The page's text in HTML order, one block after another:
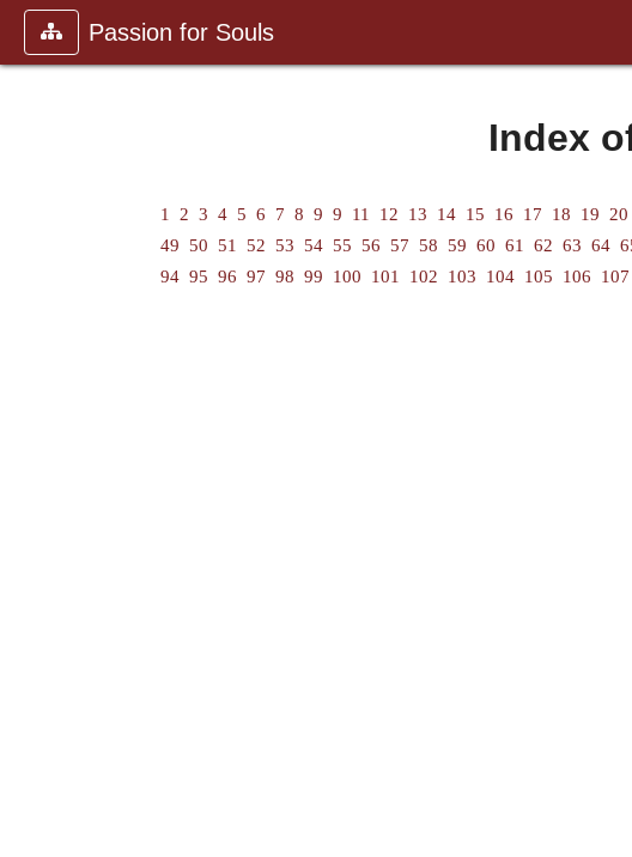
Passion for Souls
Index
1 2 3 4 5 6 7 8 9 9 11 12 13 14 15 16 17 18 19 20
49 50 51 52 53 54 55 56 57 58 59 60 61 62 63 64
94 95 96 97 98 99 100 101 102 103 104 105 106 107